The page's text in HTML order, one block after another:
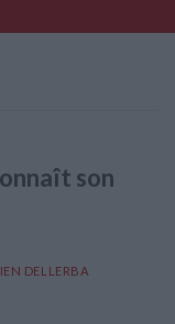
son
DELLERBA